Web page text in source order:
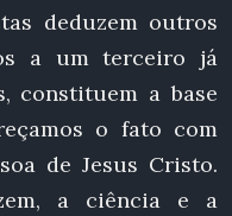
deduzem outros
a um terceiro já
constituem a base
o fato com
de Jesus Cristo.
a ciência e a